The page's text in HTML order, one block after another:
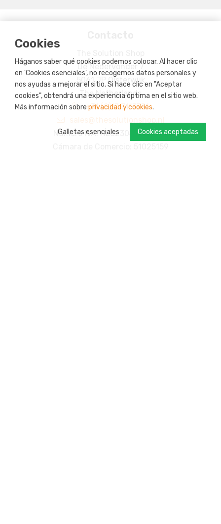
Cookies
Háganos saber qué cookies podemos colocar. Al hacer clic
en 'Cookies esenciales', no recogemos datos personales y
nos ayudas a mejorar el sitio. Si hace clic en "Aceptar
cookies", obtendrá una experiencia óptima en el sitio web.
Más información sobre privacidad y cookies.
Cookies aceptadas
Galletas esenciales
De Nedervonder 7
5061 JP Oisterwijk
The Netherlands
+31 (0)13 7113731
Número IVA: NL823044099B01